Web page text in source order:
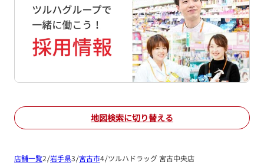
地図検索に切り替える
店舗一覧 岩手県 宮古市 ツルハドラッグ 宮古中央店